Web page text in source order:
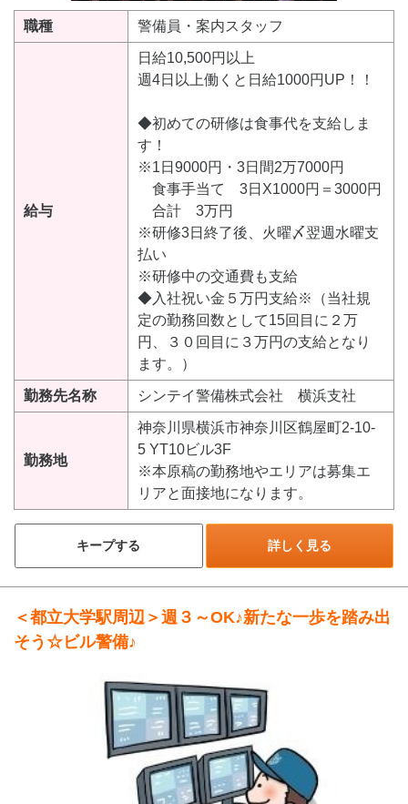
職種 警備員・案内スタッフ
給与
日給10,500円以上
週4日以上働くと日給1000円UP！！
◆初めての研修は食事代を支給しま
す！
※1日9000円・3日間2万7000円
食事手当て 3日X1000円＝3000円
合計 3万円
※研修3日終了後、火曜〆翌週水曜支
払い
※研修中の交通費も支給
◆入社祝い金５万円支給※（当社規
定の勤務回数として15回目に２万
円、３０回目に３万円の支給となり
ます。）
勤務先名称 シンテイ警備株式会社 横浜支社
勤務地
神奈川県横浜市神奈川区鶴屋町2-10-
5 YT10ビル3F
※本原稿の勤務地やエリアは募集エ
リアと面接地になります。
キープする 詳しく見る
＜都立大学駅周辺＞週３～OK♪新たな一歩を踏み出
そう☆ビル警備♪